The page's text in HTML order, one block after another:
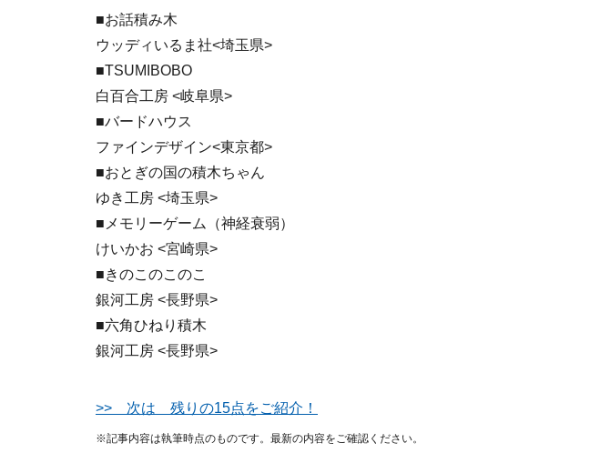
■お話積み木
ウッディいるま社<埼玉県>
■TSUMIBOBO
白百合工房 <岐阜県>
■バードハウス
ファインデザイン<東京都>
■おとぎの国の積木ちゃん
ゆき工房 <埼玉県>
■メモリーゲーム（神経衰弱）
けいかお <宮崎県>
■きのこのこのこ
銀河工房 <長野県>
■六角ひねり積木
銀河工房 <長野県>
>> 次は 残りの15点をご紹介！
※記事内容は執筆時点のものです。最新の内容をご確認ください。